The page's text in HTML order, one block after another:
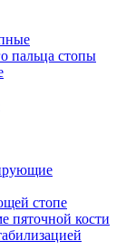
пальца стопы
стопе
пяточной кости